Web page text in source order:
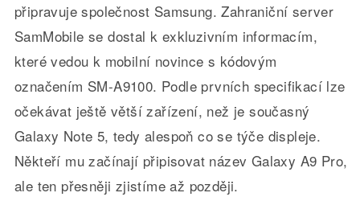
připravuje společnost Samsung. Zahraniční server
SamMobile se dostal k exkluzivním informacím,
které vedou k mobilní novince s kódovým
označením SM-A9100. Podle prvních specifikací lze
očekávat ještě větší zařízení, než je současný
Galaxy Note 5, tedy alespoň co se týče displeje.
Někteří mu začínají připisovat název Galaxy A9 Pro,
ale ten přesněji zjistíme až později.